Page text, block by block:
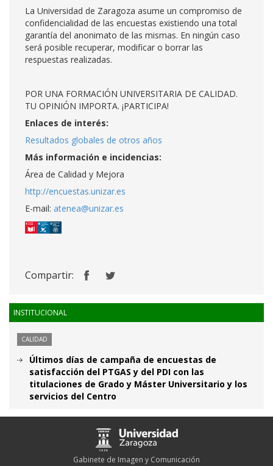
La Universidad de Zaragoza asume un compromiso de
confidencialidad de las encuestas existiendo una total
garantía del anonimato de las mismas. En ningún caso
será posible recuperar, modificar o borrar las
respuestas realizadas.
POR UNA FORMACIÓN UNIVERSITARIA DE CALIDAD.
TU OPINIÓN IMPORTA. ¡PARTICIPA!
Enlaces de interés:
Resultados globales de otros años
Más información e incidencias:
Área de Calidad y Mejora
http://encuestas.unizar.es
E-mail: atenea@unizar.es
Compartir:
INSTITUCIONAL
CALIDAD
Últimos días de campaña de encuestas de
satisfacción del PTGAS y del PDI con las
titulaciones de Grado y Máster Universitario y los
servicios del Centro
Gabinete de Imagen y Comunicación